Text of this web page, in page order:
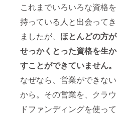
これまでいろいろな資格を
持っている人と出会ってき
ましたが、 ほとんどの方が
せっかくとった資格を生か
すことができていません。
なぜなら、営業ができない
から。その営業を、クラウ
ドファンディングを使って